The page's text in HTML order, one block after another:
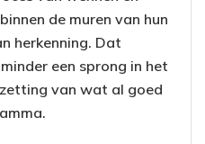
de muren van hun
herkenning. Dat
een sprong in het
van wat al goed